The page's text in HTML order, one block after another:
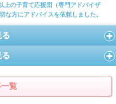
上の子育て応援団（専門アドバイザ
な方にアドバイスを依頼しました。
る
る
覧